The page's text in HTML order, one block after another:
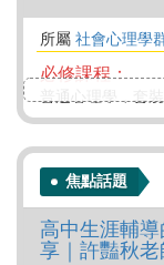
所屬 社會心理學
必修課程：
普通心理學，套
驗法，發展心理
業專題一，畢業
人力資源發展，
發展，商務溝通
特色課程：
焦點話題
高中生涯輔
享｜許豔秋老